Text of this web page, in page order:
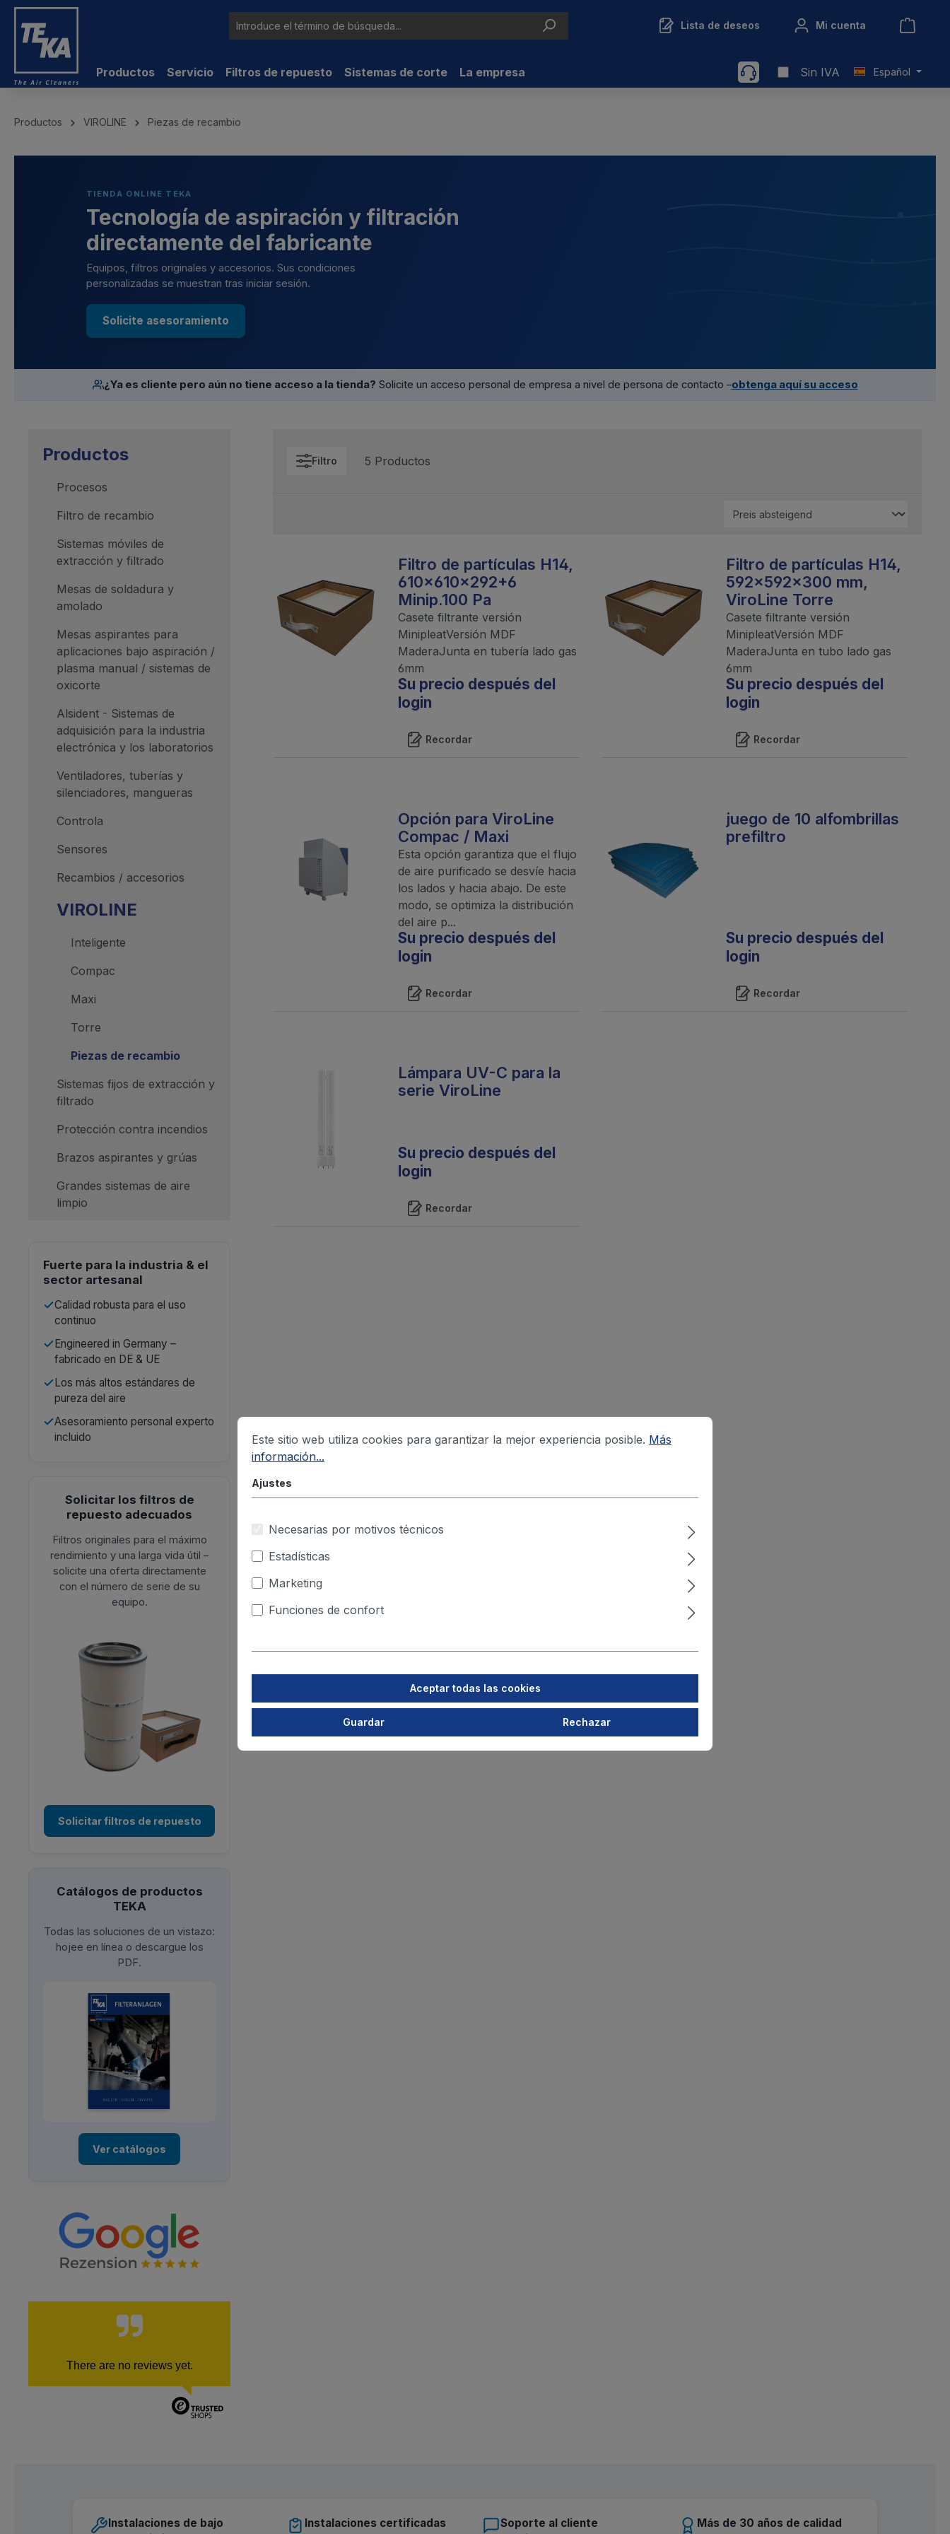
Lista de deseos Mi cuenta
Productos Servicio Filtros de repuesto Sistemas de corte La empresa Sin IVA Español
Productos VIROLINE Piezas de recambio
TIENDA ONLINE TEKA
Tecnología de aspiración y filtración
directamente del fabricante
Equipos, filtros originales y accesorios. Sus condiciones
personalizadas se muestran tras iniciar sesión.
Solicite asesoramiento
¿Ya es cliente pero aún no tiene acceso a la tienda? Solicite un acceso personal de empresa a nivel de persona de contacto –obtenga aquí su acceso
Productos
Procesos
Filtro de recambio
Sistemas móviles de
extracción y filtrado
Mesas de soldadura y
amolado
Mesas aspirantes para
aplicaciones bajo aspiración /
plasma manual / sistemas de
oxicorte
Alsident - Sistemas de
adquisición para la industria
electrónica y los laboratorios
Ventiladores, tuberías y
silenciadores, mangueras
Controla
Sensores
Recambios / accesorios
VIROLINE
Inteligente
Compac
Maxi
Torre
Piezas de recambio
Sistemas fijos de extracción y
filtrado
Protección contra incendios
Brazos aspirantes y grúas
Grandes sistemas de aire
limpio
Fuerte para la industria & el
sector artesanal
Calidad robusta para el uso
continuo
Engineered in Germany –
fabricado en DE & UE
Los más altos estándares de
pureza del aire
Asesoramiento personal experto
incluido
Solicitar los filtros de
repuesto adecuados
Filtros originales para el máximo
rendimiento y una larga vida útil –
solicite una oferta directamente
con el número de serie de su
equipo.
Solicitar filtros de repuesto
Catálogos de productos
TEKA
Todas las soluciones de un vistazo:
hojee en línea o descargue los
PDF.
Ver catálogos
There are no reviews yet.
Filtro 5 Productos
Filtro de partículas H14,
610x610x292+6
Minip.100 Pa
Casete filtrante versión
MinipleatVersión MDF
MaderaJunta en tubería lado gas
6mm
Su precio después del
login
Recordar
Filtro de partículas H14,
592x592x300 mm,
ViroLine Torre
Casete filtrante versión
MinipleatVersión MDF
MaderaJunta en tubo lado gas
6mm
Su precio después del
login
Recordar
Opción para ViroLine
Compac / Maxi
Esta opción garantiza que el flujo
de aire purificado se desvíe hacia
los lados y hacia abajo. De este
modo, se optimiza la distribución
del aire p...
Su precio después del
login
Recordar
juego de 10 alfombrillas
prefiltro
Su precio después del
login
Recordar
Lámpara UV-C para la
serie ViroLine
Su precio después del
login
Recordar
Instalaciones de bajo
Instalaciones certificadas
Soporte al cliente
Más de 30 años de calidad
Este sitio web utiliza cookies para garantizar la mejor experiencia posible. Más
información...
Ajustes
Necesarias por motivos técnicos
Estadísticas
Marketing
Funciones de confort
Aceptar todas las cookies
Guardar Rechazar